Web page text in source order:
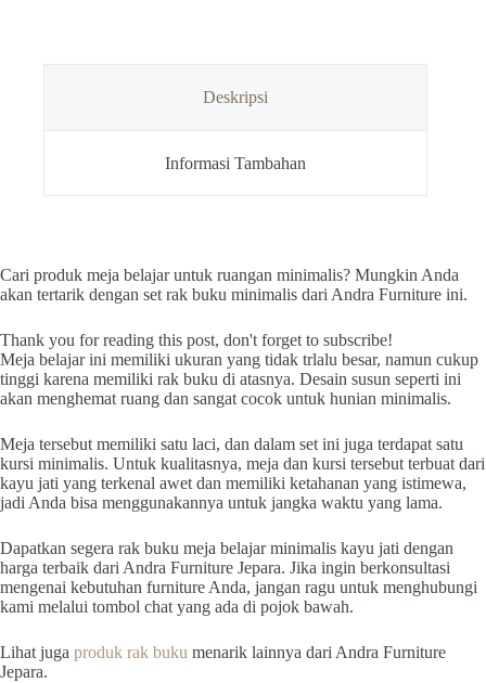
Deskripsi
Informasi Tambahan
Cari produk meja belajar untuk ruangan minimalis? Mungkin Anda
akan tertarik dengan set rak buku minimalis dari Andra Furniture ini.
Thank you for reading this post, don't forget to subscribe!
Meja belajar ini memiliki ukuran yang tidak trlalu besar, namun cukup
tinggi karena memiliki rak buku di atasnya. Desain susun seperti ini
akan menghemat ruang dan sangat cocok untuk hunian minimalis.
Meja tersebut memiliki satu laci, dan dalam set ini juga terdapat satu
kursi minimalis. Untuk kualitasnya, meja dan kursi tersebut terbuat dari
kayu jati yang terkenal awet dan memiliki ketahanan yang istimewa,
jadi Anda bisa menggunakannya untuk jangka waktu yang lama.
Dapatkan segera rak buku meja belajar minimalis kayu jati dengan
harga terbaik dari Andra Furniture Jepara. Jika ingin berkonsultasi
mengenai kebutuhan furniture Anda, jangan ragu untuk menghubungi
kami melalui tombol chat yang ada di pojok bawah.
Lihat juga produk rak buku menarik lainnya dari Andra Furniture
Jepara.